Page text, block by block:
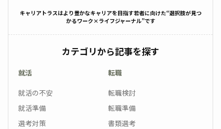
キャリアトラスはより豊かなキャリアを目指す若者に向けた“選択肢が見つ
かるワーク×ライフジャーナル”です
カテゴリから記事を探す
就活
就活の不安
就活準備
選考対策
転職
転職検討
転職準備
書類選考